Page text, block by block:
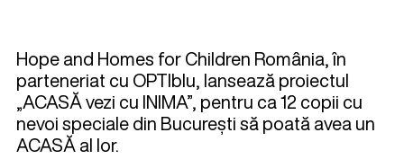
Hope and Homes for Children România, în
parteneriat cu OPTIblu, lansează proiectul
„ACASĂ vezi cu INIMA”, pentru ca 12 copii cu
nevoi speciale din București să poată avea un
ACASĂ al lor.